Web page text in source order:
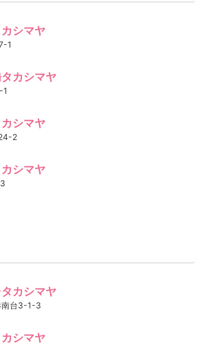
シマヤ
1
カシマヤ
1
シマヤ
2
シマヤ
カシマヤ
南台3-1-3
シマヤ